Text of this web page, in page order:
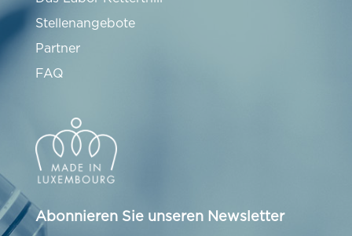
Stellenangebote
Partner
FAQ
Abonnieren Sie unseren Newsletter